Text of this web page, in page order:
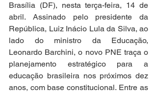
Brasília (DF), nesta terça-feira, 14 de
abril. Assinado pelo presidente da
República, Luiz Inácio Lula da Silva, ao
lado do ministro da Educação,
Leonardo Barchini, o novo PNE traça o
planejamento estratégico para a
educação brasileira nos próximos dez
anos, com base constitucional. Entre as